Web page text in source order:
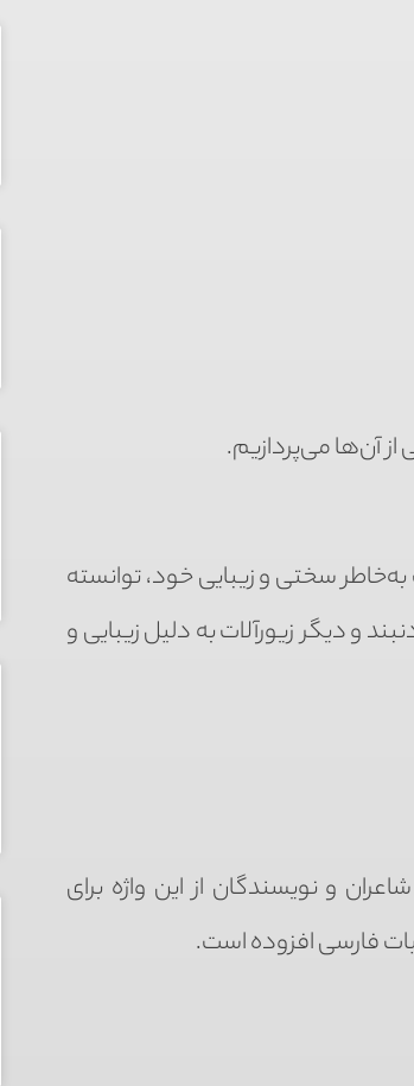
آن‌ها می‌پردازیم.
سختی و زیبایی خود، توانسته
و دیگر زیورآلات به دلیل زیبایی و
و نویسندگان از این واژه برای
فارسی افزوده است.